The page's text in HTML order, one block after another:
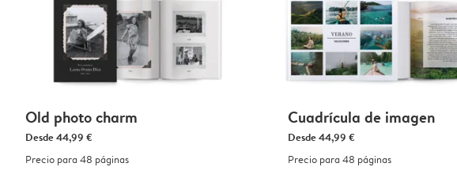
Old photo charm
Desde44,99 €
Precio para 48 páginas
Cuadrícula de imagen
Desde44,99 €
Precio para 48 páginas